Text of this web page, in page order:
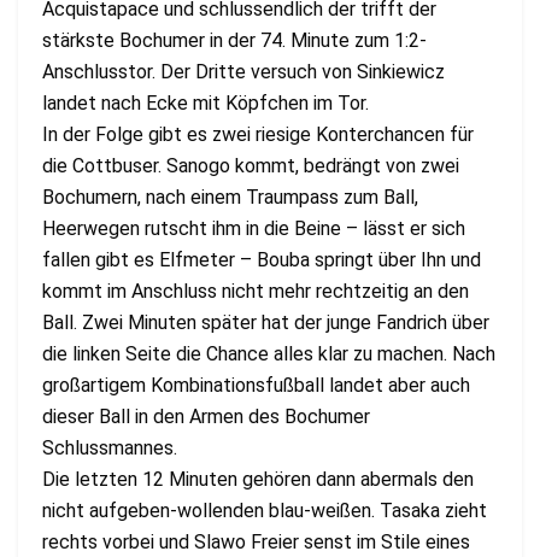
Acquistapace und schlussendlich der trifft der
stärkste Bochumer in der 74. Minute zum 1:2-
Anschlusstor. Der Dritte versuch von Sinkiewicz
landet nach Ecke mit Köpfchen im Tor.
In der Folge gibt es zwei riesige Konterchancen für
die Cottbuser. Sanogo kommt, bedrängt von zwei
Bochumern, nach einem Traumpass zum Ball,
Heerwegen rutscht ihm in die Beine – lässt er sich
fallen gibt es Elfmeter – Bouba springt über Ihn und
kommt im Anschluss nicht mehr rechtzeitig an den
Ball. Zwei Minuten später hat der junge Fandrich über
die linken Seite die Chance alles klar zu machen. Nach
großartigem Kombinationsfußball landet aber auch
dieser Ball in den Armen des Bochumer
Schlussmannes.
Die letzten 12 Minuten gehören dann abermals den
nicht aufgeben-wollenden blau-weißen. Tasaka zieht
rechts vorbei und Slawo Freier senst im Stile eines